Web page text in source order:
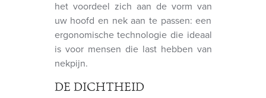
het voordeel zich aan de vorm van
uw hoofd en nek aan te passen: een
ergonomische technologie die ideaal
is voor mensen die last hebben van
nekpijn.
DE DICHTHEID